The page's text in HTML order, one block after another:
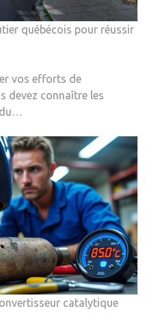
québécois pour réussir
vos efforts de
devez connaître les
du…
catalytique